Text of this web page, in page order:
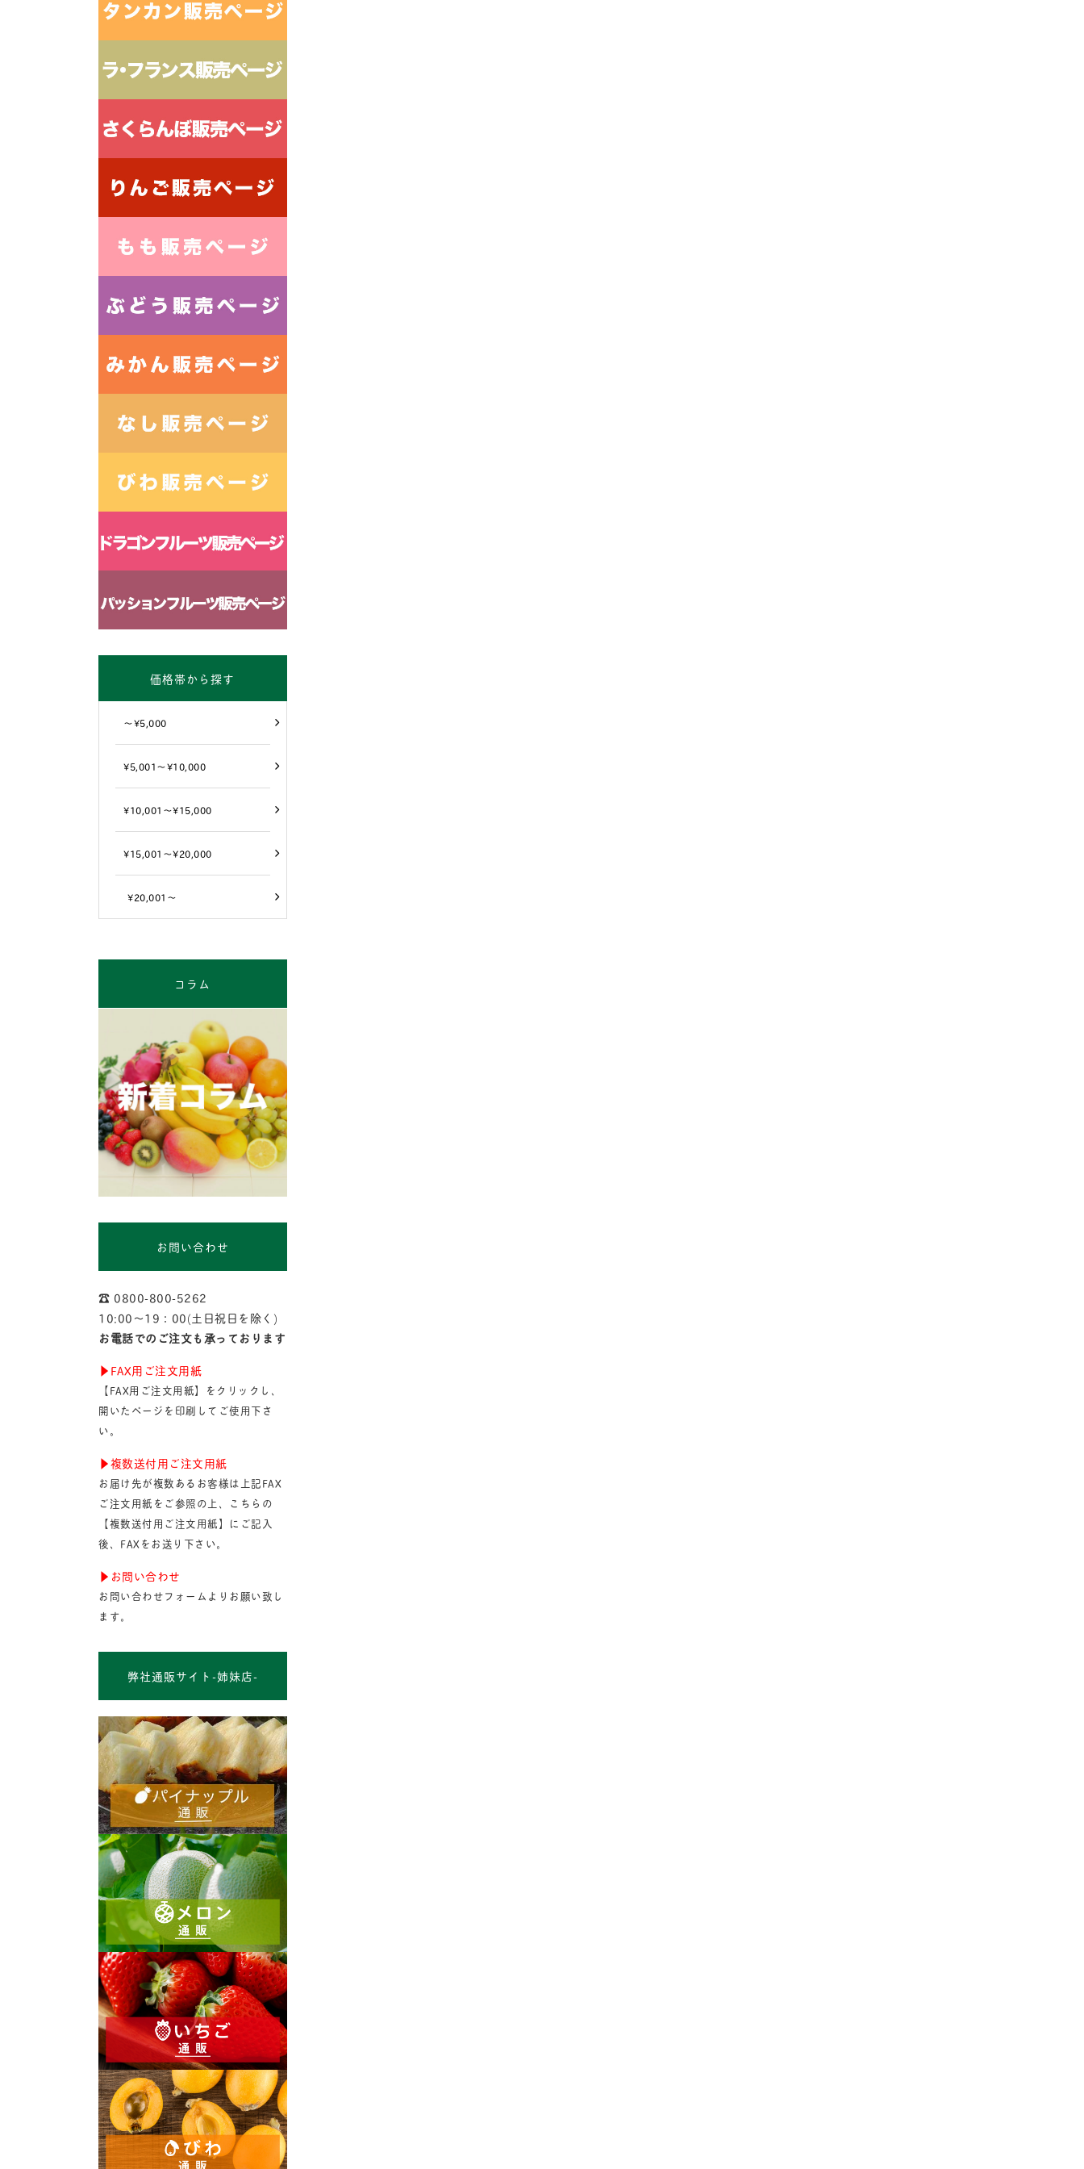
価格帯から探す
～¥5,000
¥5,001～¥10,000
¥10,001～¥15,000
¥15,001～¥20,000
¥20,001～
コラム
お問い合わせ
☎︎ 0800-800-5262
10:00〜19：00(土日祝日を除く)
お電話でのご注文も承っております
▶︎FAX用ご注文用紙
【FAX用ご注文用紙】をクリックし、
開いたページを印刷してご使用下さ
い。
▶︎複数送付用ご注文用紙
お届け先が複数あるお客様は上記FAX
ご注文用紙をご参照の上、こちらの
【複数送付用ご注文用紙】にご記入
後、FAXをお送り下さい。
▶︎お問い合わせ
お問い合わせフォームよりお願い致し
ます。
弊社通販サイト-姉妹店-